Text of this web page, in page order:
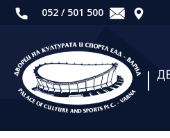
052 / 501 500